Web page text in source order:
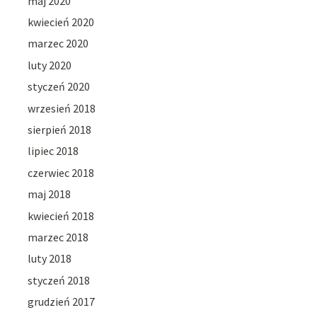
kwiecień 2020
marzec 2020
luty 2020
styczeń 2020
wrzesień 2018
sierpień 2018
lipiec 2018
czerwiec 2018
maj 2018
kwiecień 2018
marzec 2018
luty 2018
styczeń 2018
grudzień 2017